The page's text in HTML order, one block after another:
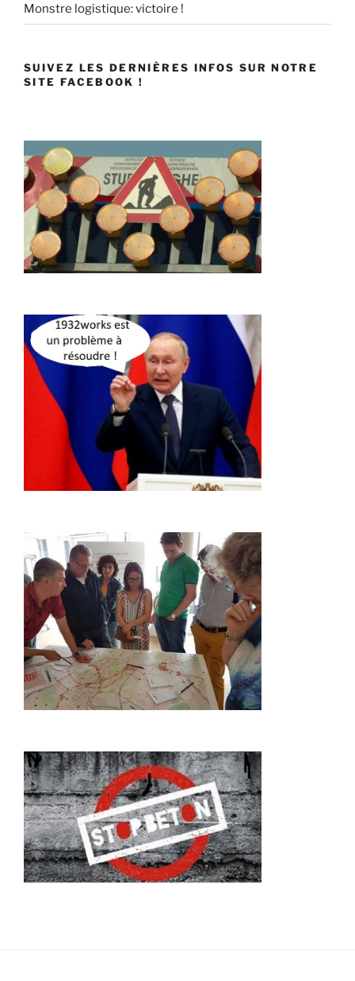
Monstre logistique: victoire !
SUIVEZ LES DERNIÈRES INFOS SUR NOTRE
SITE FACEBOOK !